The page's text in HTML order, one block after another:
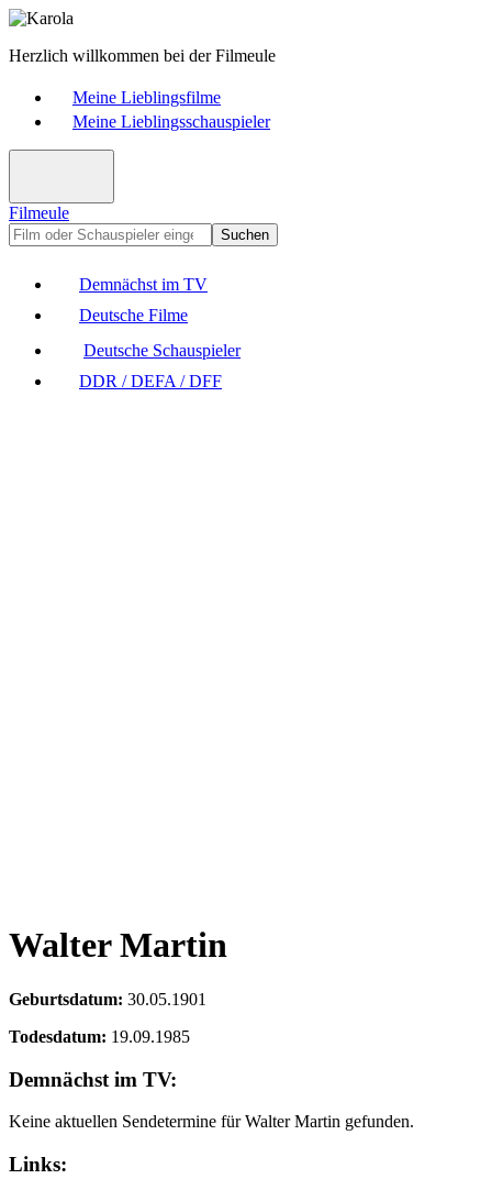
Herzlich willkommen bei der Filmeule
Meine Lieblingsfilme
Meine Lieblingsschauspieler
Filmeule
Suchen
Demnächst im TV
Deutsche Filme
Deutsche Schauspieler
DDR / DEFA / DFF
Walter Martin
Geburtsdatum: 30.05.1901
Todesdatum: 19.09.1985
Demnächst im TV:
Keine aktuellen Sendetermine für Walter Martin gefunden.
Links: